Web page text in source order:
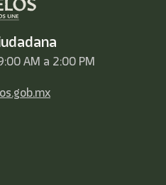
AM a 2:00 PM